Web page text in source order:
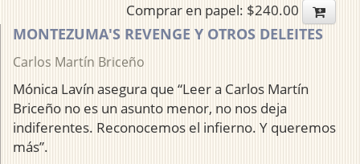
Comprar en papel: $240.00
MONTEZUMA'S REVENGE Y OTROS DELEITES
Carlos Martín Briceño
Mónica Lavín asegura que “Leer a Carlos Martín
Briceño no es un asunto menor, no nos deja
indiferentes. Reconocemos el infierno. Y queremos
más”.